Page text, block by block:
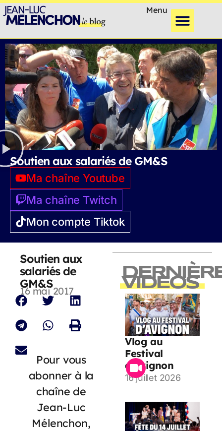
Menu
Soutien aux salariés de GM&S
Ma chaîne Youtube
Ma chaîne Twitch
Mon compte Tiktok
Soutien aux
salariés de
GM&S
16 mai 2017
Pour vous
abonner à la
chaîne de
Jean-Luc
Mélenchon,
VIDEOS
Vlog au
Festival
d’Avignon
16 juillet 2026